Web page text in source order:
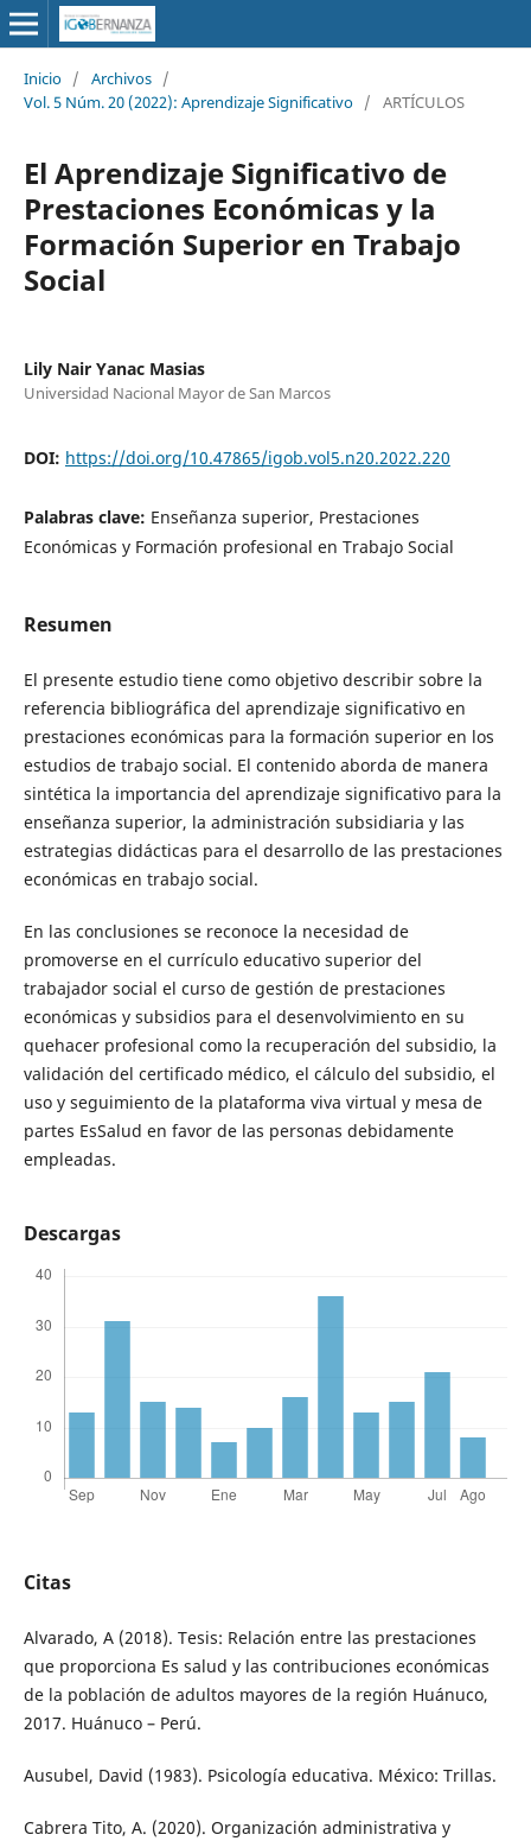
Inicio / Archivos /
Vol. 5 Núm. 20 (2022): Aprendizaje Significativo / ARTÍCULOS
El Aprendizaje Significativo de
Prestaciones Económicas y la
Formación Superior en Trabajo
Social
Lily Nair Yanac Masias
Universidad Nacional Mayor de San Marcos
DOI: https://doi.org/10.47865/igob.vol5.n20.2022.220
Palabras clave: Enseñanza superior, Prestaciones
Económicas y Formación profesional en Trabajo Social
Resumen
El presente estudio tiene como objetivo describir sobre la
referencia bibliográfica del aprendizaje significativo en
prestaciones económicas para la formación superior en los
estudios de trabajo social. El contenido aborda de manera
sintética la importancia del aprendizaje significativo para la
enseñanza superior, la administración subsidiaria y las
estrategias didácticas para el desarrollo de las prestaciones
económicas en trabajo social.
En las conclusiones se reconoce la necesidad de
promoverse en el currículo educativo superior del
trabajador social el curso de gestión de prestaciones
económicas y subsidios para el desenvolvimiento en su
quehacer profesional como la recuperación del subsidio, la
validación del certificado médico, el cálculo del subsidio, el
uso y seguimiento de la plataforma viva virtual y mesa de
partes EsSalud en favor de las personas debidamente
empleadas.
Descargas
Citas
Alvarado, A (2018). Tesis: Relación entre las prestaciones
que proporciona Es salud y las contribuciones económicas
de la población de adultos mayores de la región Huánuco,
2017. Huánuco – Perú.
Ausubel, David (1983). Psicología educativa. México: Trillas.
Cabrera Tito, A. (2020). Organización administrativa y